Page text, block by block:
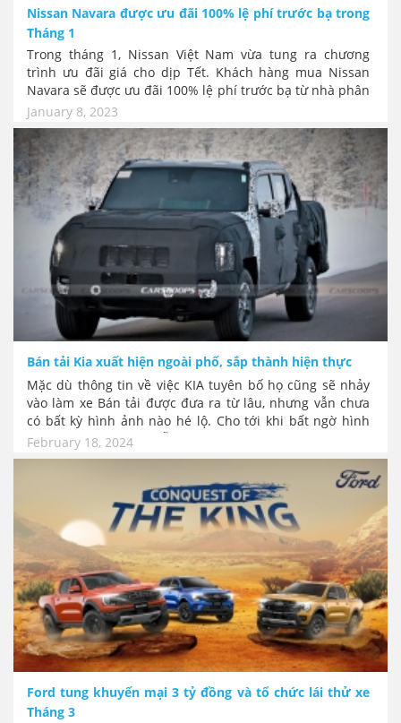
Nissan Navara được ưu đãi 100% lệ phí trước bạ trong
Tháng 1
Trong tháng 1, Nissan Việt Nam vừa tung ra chương
trình ưu đãi giá cho dịp Tết. Khách hàng mua Nissan
Navara sẽ được ưu đãi 100% lệ phí trước bạ từ nhà phân
phối, tương đương giá trị 57 - 70 triệu đồng.
January 8, 2023
Bán tải Kia xuất hiện ngoài phố, sắp thành hiện thực
Mặc dù thông tin về việc KIA tuyên bố họ cũng sẽ nhảy
vào làm xe Bán tải được đưa ra từ lâu, nhưng vẫn chưa
có bất kỳ hình ảnh nào hé lộ. Cho tới khi bất ngờ hình
ảnh đầu tiên của mẫu bán tải mới của Kia có tên
Tasman bị bắt gặp khi đang chạy thử nghiệm cùng Ford
Ranger Raptor. Với ngoại hình khá vuông vức, kết cấu
kiểu Body on Frame.. KIA có vẻ muốn ngắm tới đối thủ
February 18, 2024
Ford tung khuyến mại 3 tỷ đồng và tổ chức lái thử xe
Tháng 3